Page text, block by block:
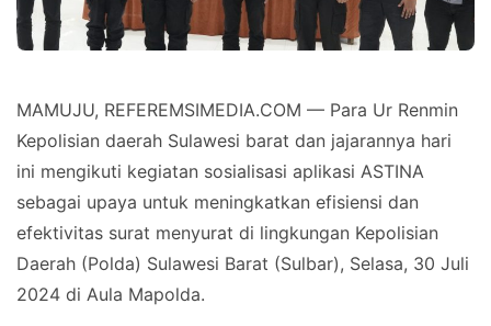
MAMUJU, REFEREMSIMEDIA.COM — Para Ur Renmin
Kepolisian daerah Sulawesi barat dan jajarannya hari
ini mengikuti kegiatan sosialisasi aplikasi ASTINA
sebagai upaya untuk meningkatkan efisiensi dan
efektivitas surat menyurat di lingkungan Kepolisian
Daerah (Polda) Sulawesi Barat (Sulbar), Selasa, 30 Juli
2024 di Aula Mapolda.